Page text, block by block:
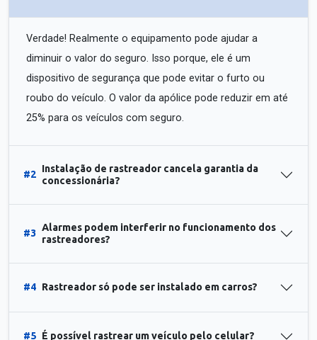
Verdade! Realmente o equipamento pode ajudar a
diminuir o valor do seguro. Isso porque, ele é um
dispositivo de segurança que pode evitar o furto ou
roubo do veículo. O valor da apólice pode reduzir em até
25% para os veículos com seguro.
#2
Instalação de rastreador cancela garantia da
concessionária?
#3
Alarmes podem interferir no funcionamento dos
rastreadores?
#4 Rastreador só pode ser instalado em carros?
#5 É possível rastrear um veículo pelo celular?